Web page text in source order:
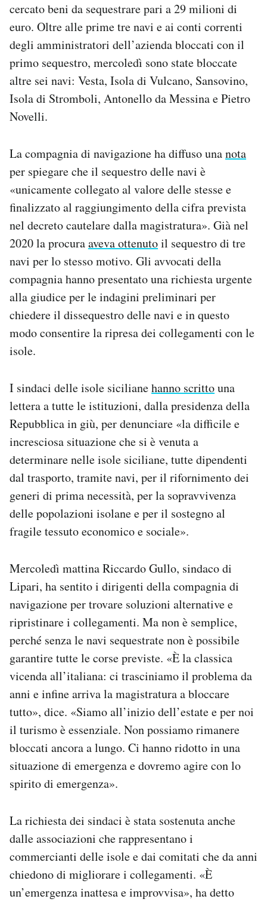
cercato beni da sequestrare pari a 29 milioni di
euro. Oltre alle prime tre navi e ai conti correnti
degli amministratori dell’azienda bloccati con il
primo sequestro, mercoledì sono state bloccate
altre sei navi: Vesta, Isola di Vulcano, Sansovino,
Isola di Stromboli, Antonello da Messina e Pietro
Novelli.
La compagnia di navigazione ha diffuso unanota
per spiegare che il sequestro delle navi è
«unicamente collegato al valore delle stesse e
finalizzato al raggiungimento della cifra prevista
nel decreto cautelare dalla magistratura». Già nel
2020 la procuraaveva ottenutoil sequestro di tre
navi per lo stesso motivo. Gli avvocati della
compagnia hanno presentato una richiesta urgente
alla giudice per le indagini preliminari per
chiedere il dissequestro delle navi e in questo
modo consentire la ripresa dei collegamenti con le
isole.
I sindaci delle isole sicilianehanno scrittouna
lettera a tutte le istituzioni, dalla presidenza della
Repubblica in giù, per denunciare «la difficile e
incresciosa situazione che si è venuta a
determinare nelle isole siciliane, tutte dipendenti
dal trasporto, tramite navi, per il rifornimento dei
generi di prima necessità, per la sopravvivenza
delle popolazioni isolane e per il sostegno al
fragile tessuto economico e sociale».
Mercoledì mattina Riccardo Gullo, sindaco di
Lipari, ha sentito i dirigenti della compagnia di
navigazione per trovare soluzioni alternative e
ripristinare i collegamenti. Ma non è semplice,
perché senza le navi sequestrate non è possibile
garantire tutte le corse previste. «È la classica
vicenda all’italiana: ci trasciniamo il problema da
anni e infine arriva la magistratura a bloccare
tutto», dice. «Siamo all’inizio dell’estate e per noi
il turismo è essenziale. Non possiamo rimanere
bloccati ancora a lungo. Ci hanno ridotto in una
situazione di emergenza e dovremo agire con lo
spirito di emergenza».
La richiesta dei sindaci è stata sostenuta anche
dalle associazioni che rappresentano i
commercianti delle isole e dai comitati che da anni
chiedono di migliorare i collegamenti. «È
un’emergenza inattesa e improvvisa», ha detto